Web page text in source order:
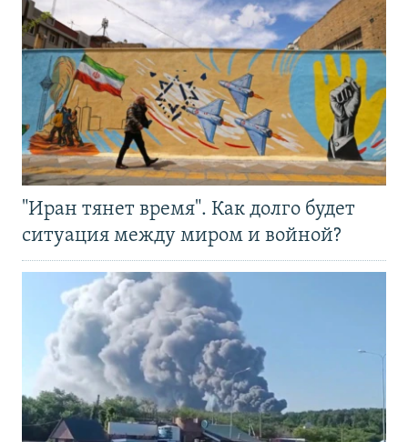
"Иран тянет время". Как долго будет
ситуация между миром и войной?